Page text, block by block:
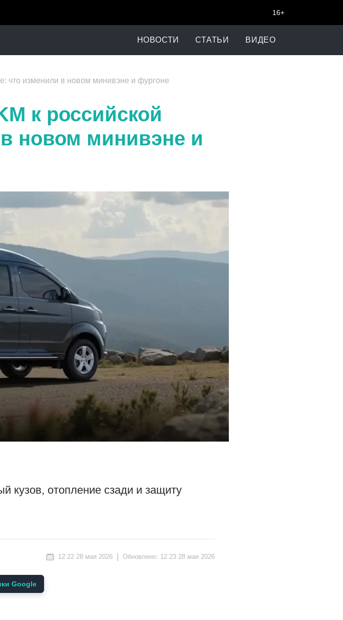
16+
НОВОСТИ СТАТЬИ ВИДЕО
что изменили в новом минивэне и фургоне
к российской
новом минивэне и
кузов, отопление сзади и защиту
12:22 28 мая 2026 Обновлено: 12:23 28 мая 2026
Google